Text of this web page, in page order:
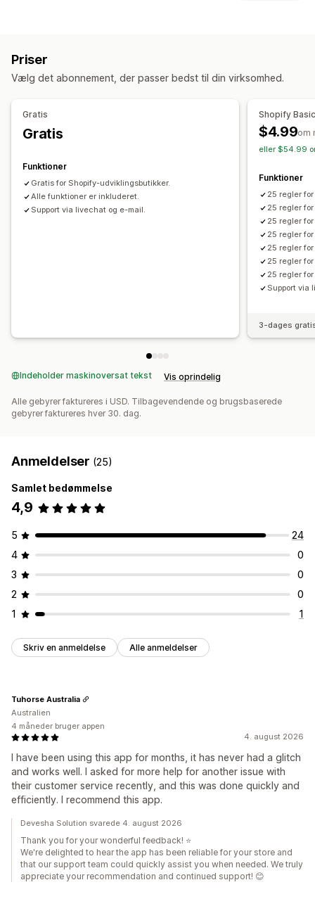
Priser
Vælg det abonnement, der passer bedst til din virksomhed.
Gratis
Gratis
Funktioner
Gratis for Shopify-udviklingsbutikker.
Alle funktioner er inkluderet.
Support via livechat og e-mail.
Shopify
$4.99om
eller $54.99
Funktioner
25 regler
25 regler
25 regler
25 regler
25 regler
25 regler
25 regler
Support via
3-dages
Indeholder maskinoversat tekst Vis oprindelig
Alle gebyrer faktureres i USD. Tilbagevendende og brugsbaserede
gebyrer faktureres hver 30. dag.
Anmeldelser (25)
Samlet bedømmelse
4,9
5
24
4
0
3
0
2
0
1
1
Skriv en anmeldelse Alle anmeldelser
4. august 2026
I have been using this app for months, it has never had a glitch
and works well. I asked for more help for another issue with
their customer service recently, and this was done quickly and
efficiently. I recommend this app.
Tuhorse Australia
Australien
4 måneder bruger appen
Devesha Solution svarede 4. august 2026
Thank you for your wonderful feedback! ⭐
We're delighted to hear the app has been reliable for your store and
that our support team could quickly assist you when needed. We truly
appreciate your recommendation and continued support! 😊